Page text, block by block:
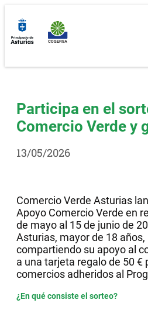
contenido
Participa en el
Comercio Verde y
13/05/2026
Comercio Verde Asturias
Apoyo Comercio Verde en
de mayo al 15 de junio de
Asturias, mayor de 18
compartiendo su apoyo al
a una tarjeta regalo de 50 €
comercios adheridos al
¿En qué consiste el sorteo?